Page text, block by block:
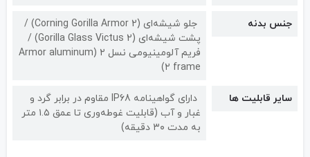
جنس بدنه
جلو شیشه‌ای (Corning Gorilla Armor 2) /
پشت شیشه‌ای (Gorilla Glass Victus 2) /
فریم آلومینیومی نسل ۲ (Armor aluminum
۲ frame)
سایر قابلیت ها
دارای گواهینامه IP68 مقاوم در برابر گرد و
غبار و آب (قابلیت غوطه‌وری تا عمق ۱.۵ متر
به مدت ۳۰ دقیقه)